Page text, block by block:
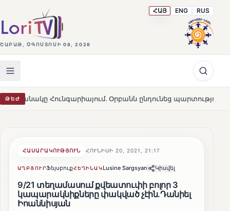
ՇԱԲԱԹ, ՕԳՈՍՏՈՍԻ 08, 2026
ՀԱՅ ENG RUS
ԹԵԺ Օրբանն ընդունեց պարտությունը HOT
ՀԱՍԱՐԱԿՈՒԹՅՈՒՆ ՀՈՒՆԻՍԻ 20, 2021, 21:17
ԱՂԲՅՈՒՐՖեյսբուքՀԵՂԻՆԱԿLusine Sargsyan Կիսվել
9/21 տեղամասում քվեատուփի բոլոր 3
կապարակնիքները փակված չէին․Դանիել
Իոաննիսյան